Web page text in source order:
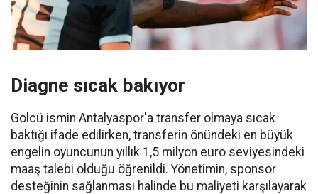
Diagne sıcak bakıyor
Golcü ismin Antalyaspor'a transfer olmaya sıcak
baktığı ifade edilirken, transferin önündeki en büyük
engelin oyuncunun yıllık 1,5 milyon euro seviyesindeki
maaş talebi olduğu öğrenildi. Yönetimin, sponsor
desteğinin sağlanması halinde bu maliyeti karşılayarak